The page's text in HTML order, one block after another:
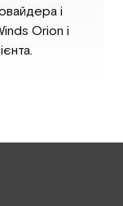
і
Orion і